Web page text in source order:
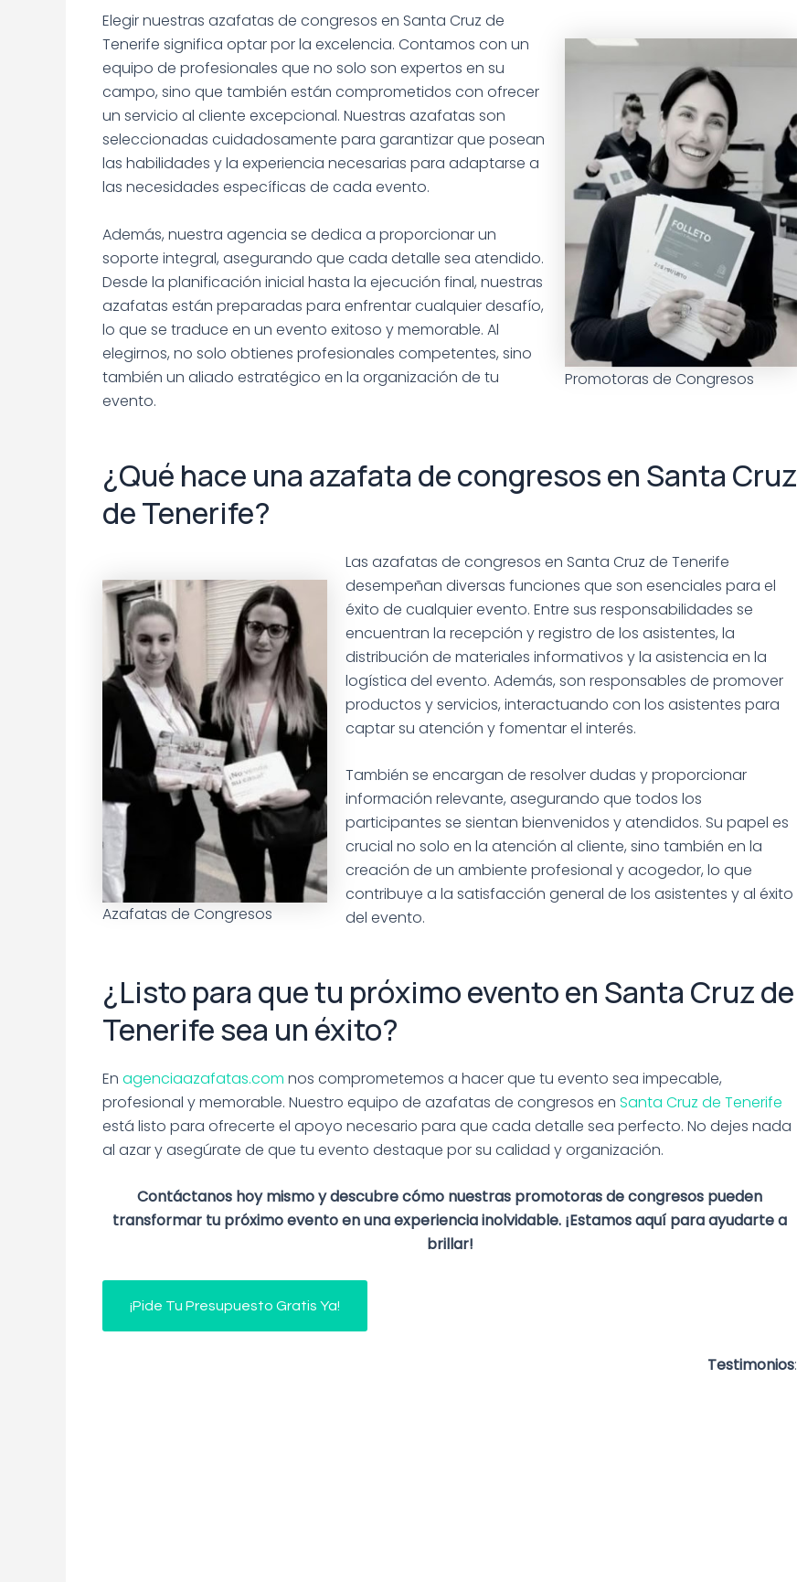
Promotoras de Congresos
Elegir nuestras azafatas de congresos en Santa Cruz de
Tenerife significa optar por la excelencia. Contamos con un
equipo de profesionales que no solo son expertos en su
campo, sino que también están comprometidos con ofrecer
un servicio al cliente excepcional. Nuestras azafatas son
seleccionadas cuidadosamente para garantizar que posean
las habilidades y la experiencia necesarias para adaptarse a
las necesidades específicas de cada evento.
Además, nuestra agencia se dedica a proporcionar un
soporte integral, asegurando que cada detalle sea atendido.
Desde la planificación inicial hasta la ejecución final, nuestras
azafatas están preparadas para enfrentar cualquier desafío,
lo que se traduce en un evento exitoso y memorable. Al
elegirnos, no solo obtienes profesionales competentes, sino
también un aliado estratégico en la organización de tu
evento.
¿Qué hace una azafata de congresos en Santa Cruz
de Tenerife?
Azafatas de Congresos
Las azafatas de congresos en Santa Cruz de Tenerife
desempeñan diversas funciones que son esenciales para el
éxito de cualquier evento. Entre sus responsabilidades se
encuentran la recepción y registro de los asistentes, la
distribución de materiales informativos y la asistencia en la
logística del evento. Además, son responsables de promover
productos y servicios, interactuando con los asistentes para
captar su atención y fomentar el interés.
También se encargan de resolver dudas y proporcionar
información relevante, asegurando que todos los
participantes se sientan bienvenidos y atendidos. Su papel es
crucial no solo en la atención al cliente, sino también en la
creación de un ambiente profesional y acogedor, lo que
contribuye a la satisfacción general de los asistentes y al éxito
del evento.
¿Listo para que tu próximo evento en Santa Cruz de
Tenerife sea un éxito?
En agenciaazafatas.com nos comprometemos a hacer que tu evento sea impecable,
profesional y memorable. Nuestro equipo de azafatas de congresos en Santa Cruz de Tenerife
está listo para ofrecerte el apoyo necesario para que cada detalle sea perfecto. No dejes nada
al azar y asegúrate de que tu evento destaque por su calidad y organización.
Contáctanos hoy mismo y descubre cómo nuestras promotoras de congresos pueden
transformar tu próximo evento en una experiencia inolvidable. ¡Estamos aquí para ayudarte a
brillar!
¡Pide Tu Presupuesto Gratis Ya!
Testimonios: